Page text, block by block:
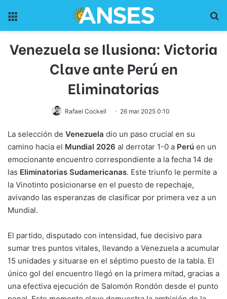
Venezuela se Ilusiona: Victoria
Clave ante Perú en
Eliminatorias
Rafael Cockell 26 mar 2025 0:10
La selección de Venezuela dio un paso crucial en su
camino hacia el Mundial 2026 al derrotar 1-0 a Perú en un
emocionante encuentro correspondiente a la fecha 14 de
las Eliminatorias Sudamericanas. Este triunfo le permite a
la Vinotinto posicionarse en el puesto de repechaje,
avivando las esperanzas de clasificar por primera vez a un
Mundial.
El partido, disputado con intensidad, fue decisivo para
sumar tres puntos vitales, llevando a Venezuela a acumular
15 unidades y situarse en el séptimo puesto de la tabla. El
único gol del encuentro llegó en la primera mitad, gracias a
una efectiva ejecución de Salomón Rondón desde el punto